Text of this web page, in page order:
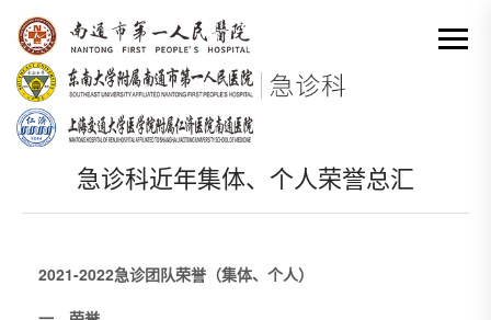
网站首页 - 概况 - 科室荣誉 - 急诊科近年集体、个人荣誉总汇
分类出来 
急诊科近年集体、个人荣誉总汇
2021-2022急诊团队荣誉（集体、个人）